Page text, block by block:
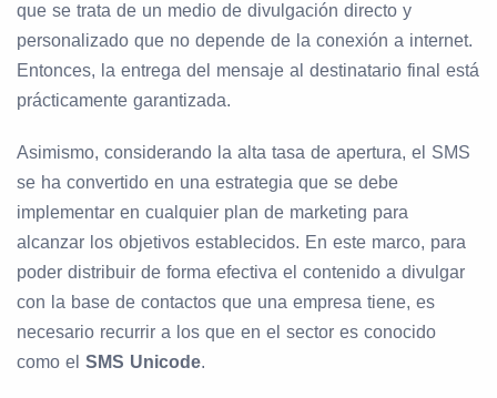
que se trata de un medio de divulgación directo y
personalizado que no depende de la conexión a internet.
Entonces, la entrega del mensaje al destinatario final está
prácticamente garantizada.
Asimismo, considerando la alta tasa de apertura, el SMS
se ha convertido en una estrategia que se debe
implementar en cualquier plan de marketing para
alcanzar los objetivos establecidos. En este marco, para
poder distribuir de forma efectiva el contenido a divulgar
con la base de contactos que una empresa tiene, es
necesario recurrir a los que en el sector es conocido
como el SMS Unicode.